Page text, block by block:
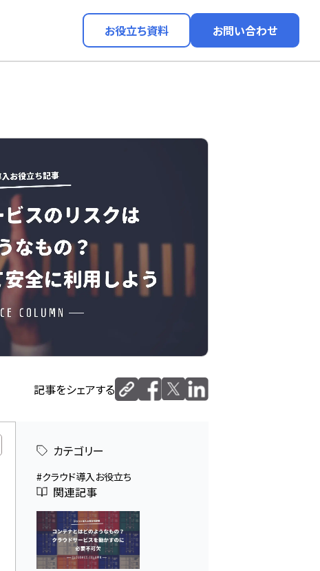
お役立ち資料 お問い合わせ
記事をシェアする
カテゴリー
クラウド導入お役立ち
関連記事